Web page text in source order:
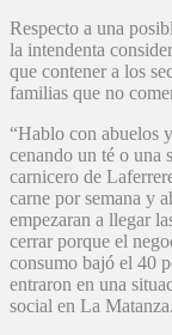
Respecto a una
la intendenta
que contener a los
familias que no
“Hablo con abuelos
cenando un té o una
carnicero de
carne por semana y
empezaran a llegar
cerrar porque el
consumo bajó el 40
entraron en una
social en La Matanza.